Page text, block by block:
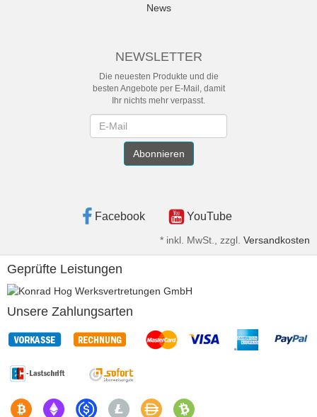
News
NEWSLETTER
Die neuesten Produkte und die
besten Angebote per E-Mail, damit
Ihr nichts mehr verpasst.
Abonnieren
Facebook YouTube
* inkl. MwSt., zzgl. Versandkosten
Geprüfte Leistungen
Unsere Zahlungsarten